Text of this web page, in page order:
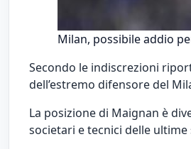
Milan, possibile addio
Secondo le indiscrezioni
dell’estremo difensore del
La posizione di Maignan è
societari e tecnici delle